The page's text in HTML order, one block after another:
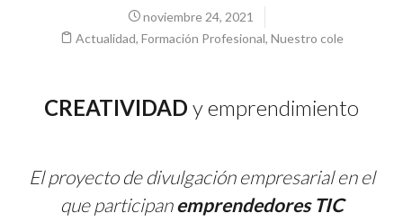
noviembre 24, 2021
Actualidad, Formación Profesional, Nuestro cole
CREATIVIDAD y emprendimiento
El proyecto de divulgación empresarial en el
que participanemprendedores TIC